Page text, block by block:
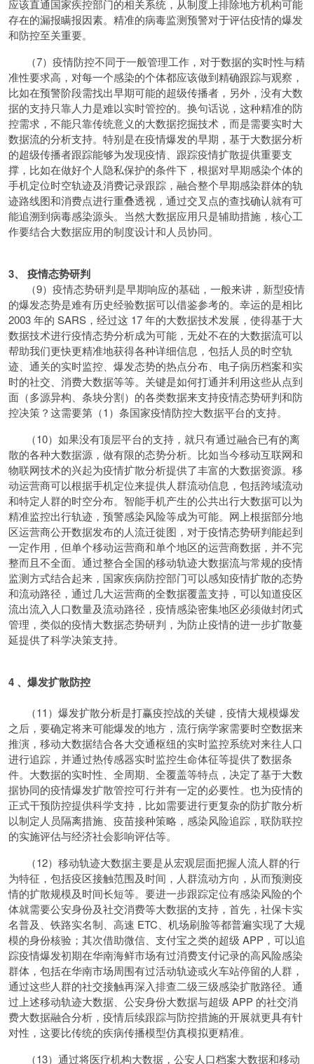
应该直通国家疾控部门的相关系统，从制度上排除地方机构可能
存在的漏报瞒报因素。精准的病毒监测预警对于评估疫情的爆发
和防控至关重要。
（7）疫情防控不同于一般管理工作，对于数据的实时性与精
准性要求高，对每一个感染的个体都应该做到精确跟踪与观察，
比如在预警阶段需找出早期可能的超级传播者，另外，没有大数
据的支持只靠人力是难以实时管控的。换句话说，这种精准的防
控需求，不能只靠传统意义的大数据挖掘技术，而是需要实时大
数据流的分析支持。特别是在疫情爆发的早期，基于大数据分析
的超级传播者跟踪能够为发现疫情、跟踪疫情扩散提供重要支
撑，比如在做好个人隐私保护的条件下，根据对早期感染个体的
手机定位时空轨迹及消费记录跟踪，融合整个早期感染群体的轨
迹路线图和消费点进行重叠透视，通过交叉点的查找确认就有可
能追溯到病毒感染源头。当然大数据应用只是辅助措施，核心工
作要结合大数据应用的制度设计和人员协同。
3、 疫情态势研判
（9）疫情态势研判是早期响应的基础，一般来讲，新型疫情
的爆发态势是难有历史经验数据可以借鉴参考的。幸运的是相比
2003 年的 SARS，经过这 17 年的大数据技术发展，使得基于大
数据技术进行疫情态势分析成为可能，无处不在的大数据流可以
帮助我们更快更精准地获得各种详细信息，包括人员的时空轨
迹、通关的实时监控、爆发态势的热点分布、电子病历档案和实
时的社交、消费大数据等等。关键是如何打通并利用这些从点到
面（多源异构、条块分割）的各类数据来支持疫情态势研判和防
控决策？这需要第（1）条国家疫情防控大数据平台的支持。
（10）如果没有顶层平台的支持，就只有通过融合已有的离
散的各种大数据源，做有限的态势分析。比如当今移动互联网和
物联网技术的兴起为疫情扩散分析提供了丰富的大数据资源。移
动运营商可以根据手机定位来提供人群流动信息，包括跨域流动
和特定人群的时空分布。智能手机产生的公共出行大数据可以为
精准监控出行轨迹，预警感染风险等成为可能。网上根据部分地
区运营商公开数据发布的人流迁徙图，对于疫情态势研判能起到
一定作用，但单个移动运营商和单个地区的运营商数据，并不完
整而且不全面。通过整合全国的移动轨迹大数据流与常规的疫情
监测方式结合起来，国家疾病防控部门可以感知疫情扩散的态势
和流动路径，通过几大运营商的全数据覆盖支持，可以知道疫区
流出流入人口数量及流动路径，疫情感染密集地区必须做封闭式
管理，类似的疫情大数据态势研判，为防止疫情的进一步扩散蔓
延提供了科学决策支持。
4 、爆发扩散防控
（11）爆发扩散分析是打赢疫控战的关键，疫情大规模爆发
之后，要确定将来可能爆发的地方，流行病学家需要时空数据来
推演，移动大数据结合各大交通枢纽的实时监控系统对来往人口
进行追踪，并通过热传感器实时监控生命体征等提供了数据条
件。大数据的实时性、全周期、全覆盖等特点，决定了基于大数
据协同的疫情爆发扩散管控可行并有一定的必要性。也为疫情的
正式干预防控提供科学支持，比如需要进行更复杂的防扩散分析
以制定人员隔离措施、疫苗接种策略，感染风险追踪，联防联控
的实施评估与经济社会影响评估等。
（12）移动轨迹大数据主要是从宏观层面把握人流人群的行
为特征，包括疫区接触范围及时间，人群流动方向，从而预测疫
情的扩散规模及时间长短等。要进一步跟踪定位有感染风险的个
体就需要公安身份及社交消费等大数据的支持，首先，社保卡实
名普及、铁路实名制、高速 ETC、机场刷脸等都普遍实现了大规
模的身份核验；其次借助微信、支付宝之类的超级 APP，可以追
踪疫情爆发初期在华南海鲜市场有过消费支付记录的高风险感染
群体，包括在华南市场周围有过活动轨迹或火车站停留的人群，
通过这些人群的社交接触再深入排查二级三级感染扩散路径。通
过上述移动轨迹大数据、公安身份大数据与超级 APP 的社交消
费大数据融合分析，疫情后续跟踪与防控措施的开展就更具有针
对性，这要比传统的疾病传播模型仿真模拟更精准。
（13）通过将医疗机构大数据，公安人口档案大数据和移动